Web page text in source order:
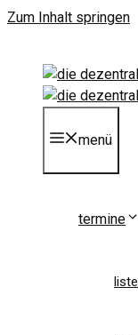
Zum Inhalt springen
menü
termine
liste